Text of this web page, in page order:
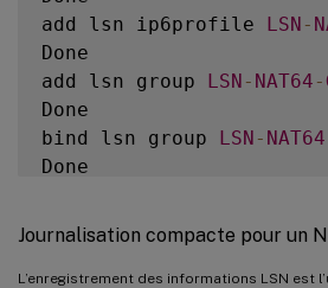
add lsn ip6profile LSN -
Done
add lsn group LSN - NAT64 -
Done
bind lsn group LSN - NAT64
Done
Done
Journalisation compacte pour un
L’enregistrement des informations LSN est